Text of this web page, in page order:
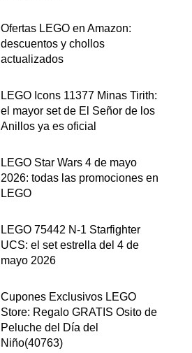
Ofertas LEGO en Amazon:
descuentos y chollos
actualizados
LEGO Icons 11377 Minas Tirith:
el mayor set de El Señor de los
Anillos ya es oficial
LEGO Star Wars 4 de mayo
2026: todas las promociones en
LEGO
LEGO 75442 N-1 Starfighter
UCS: el set estrella del 4 de
mayo 2026
Cupones Exclusivos LEGO
Store: Regalo GRATIS Osito de
Peluche del Día del
Niño(40763)